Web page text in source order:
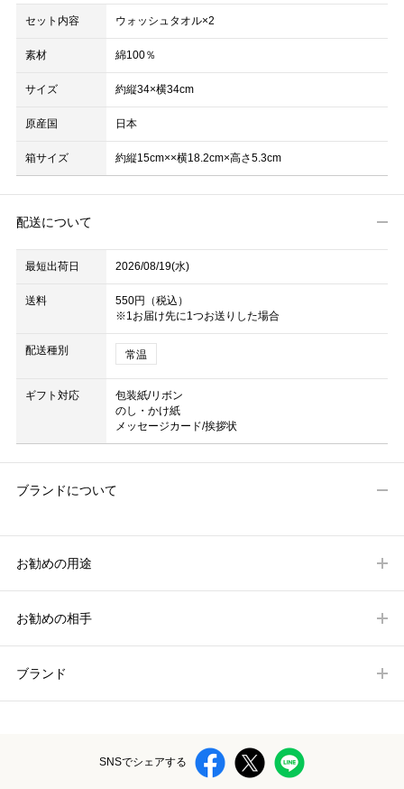
セット内容 ウォッシュタオル×2
素材 綿100％
サイズ 約縦34×横34cm
原産国 日本
箱サイズ 約縦15cm××横18.2cm×高さ5.3cm
配送について
最短出荷日 2026/08/19(水)
送料
550円（税込）
※1お届け先に1つお送りした場合
配送種別 常温
ギフト対応
包装紙/リボン
のし・かけ紙
メッセージカード/挨拶状
ブランドについて
お勧めの用途
お勧めの相手
ブランド
SNSでシェアする